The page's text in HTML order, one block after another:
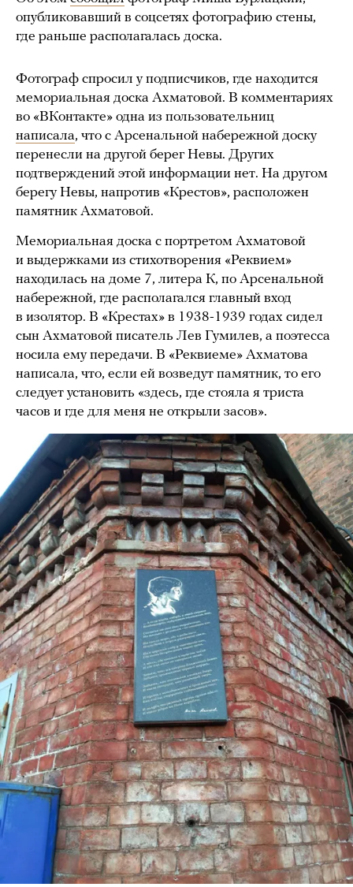
опубликовавший в соцсетях фотографию стены,
где раньше располагалась доска.
Фотограф спросил у подписчиков, где находится
мемориальная доска Ахматовой. В комментариях
во «ВКонтакте» одна из пользовательниц
написала, что с Арсенальной набережной доску
перенесли на другой берег Невы. Других
подтверждений этой информации нет. На другом
берегу Невы, напротив «Крестов», расположен
памятник Ахматовой.
Мемориальная доска с портретом Ахматовой
и выдержками из стихотворения «Реквием»
находилась на доме 7, литера К, по Арсенальной
набережной, где располагался главный вход
в изолятор. В «Крестах» в 1938-1939 годах сидел
сын Ахматовой писатель Лев Гумилев, а поэтесса
носила ему передачи. В «Реквиеме» Ахматова
написала, что, если ей возведут памятник, то его
следует установить «здесь, где стояла я триста
часов и где для меня не открыли засов».